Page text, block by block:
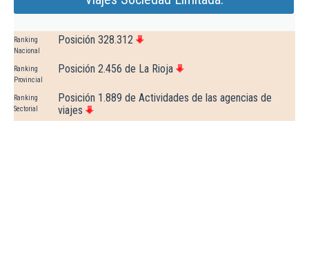
Ranking
Nacional
Posición 328.312
Ranking
Provincial
Posición 2.456 de La Rioja
Ranking
Sectorial
Posición 1.889 de Actividades de las agencias de
viajes